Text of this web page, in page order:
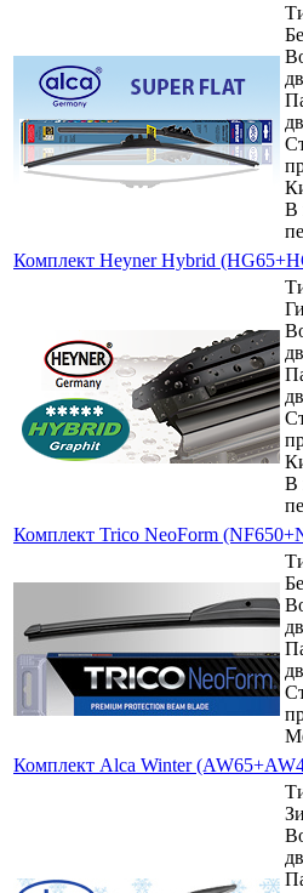
В
Комплект Heyner Hybrid
В
Комплект Trico NeoForm
Комплект Alca Winter